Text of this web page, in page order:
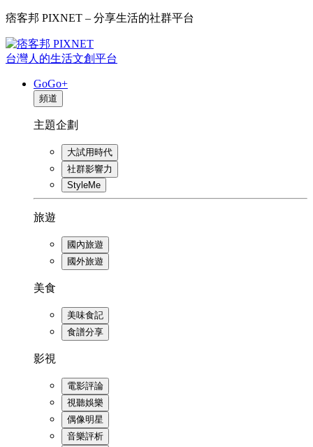
痞客邦 PIXNET – 分享生活的社群平台
台灣人的生活文創平台
GoGo+
頻道
主題企劃
大試用時代
社群影響力
StyleMe
旅遊
國內旅遊
國外旅遊
美食
美味食記
食譜分享
影視
電影評論
視聽娛樂
偶像明星
音樂評析